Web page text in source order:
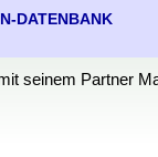
DATENBANK
seinem Partner